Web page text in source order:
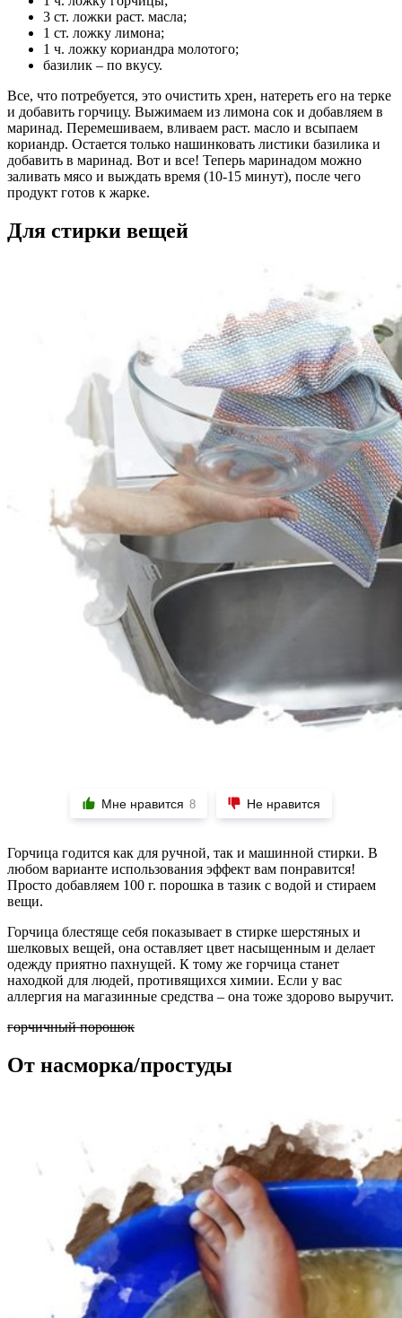
3 ст. ложки раст. масла;
1 ст. ложку лимона;
1 ч. ложку кориандра молотого;
базилик – по вкусу.
Все, что потребуется, это очистить хрен, натереть его на терке
и добавить горчицу. Выжимаем из лимона сок и добавляем в
маринад. Перемешиваем, вливаем раст. масло и всыпаем
кориандр. Остается только нашинковать листики базилика и
добавить в маринад. Вот и все! Теперь маринадом можно
заливать мясо и выждать время (10-15 минут), после чего
продукт готов к жарке.
Для стирки вещей
Мне нравится 8 Не нравится
Горчица годится как для ручной, так и машинной стирки. В
любом варианте использования эффект вам понравится!
Просто добавляем 100 г. порошка в тазик с водой и стираем
вещи.
Горчица блестяще себя показывает в стирке шерстяных и
шелковых вещей, она оставляет цвет насыщенным и делает
одежду приятно пахнущей. К тому же горчица станет
находкой для людей, противящихся химии. Если у вас
аллергия на магазинные средства – она тоже здорово выручит.
горчичный порошок
От насморка/простуды